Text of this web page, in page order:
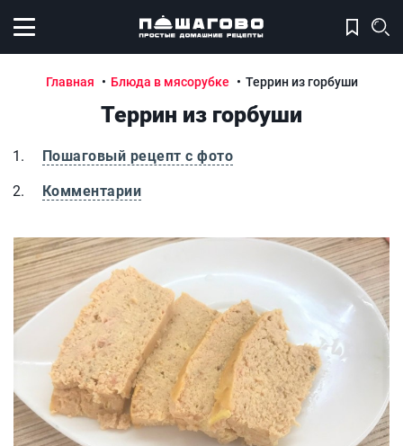
Открыть меню
Главная Блюда в мясорубке Террин из горбуши
Террин из горбуши
Пошаговый рецепт с фото
Комментарии
Террин из горбуши